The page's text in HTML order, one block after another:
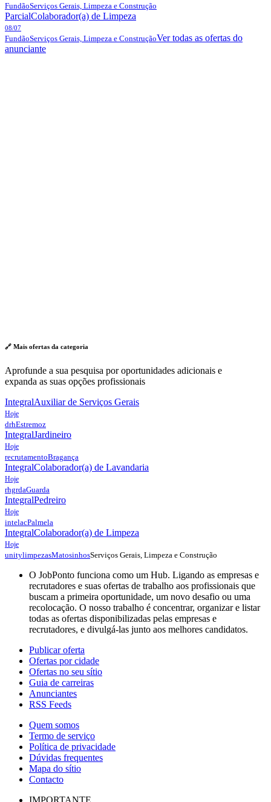
FundãoServiços Gerais, Limpeza e Construção
ParcialColaborador(a) de Limpeza
08/07
FundãoServiços Gerais, Limpeza e ConstruçãoVer todas as ofertas do
anunciante
🔗 Mais ofertas da categoria
Aprofunde a sua pesquisa por oportunidades adicionais e
expanda as suas opções profissionais
IntegralAuxiliar de Serviços Gerais
Hoje
drhEstremoz
IntegralJardineiro
Hoje
recrutamentoBragança
IntegralColaborador(a) de Lavandaria
Hoje
rhgrdaGuarda
IntegralPedreiro
Hoje
intelacPalmela
IntegralColaborador(a) de Limpeza
Hoje
unitylimpezasMatosinhosServiços Gerais, Limpeza e Construção
O JobPonto funciona como um Hub. Ligando as empresas e
recrutadores e suas ofertas de trabalho aos profissionais que
buscam a primeira oportunidade, um novo desafio ou uma
recolocação. O nosso trabalho é concentrar, organizar e listar
todas as ofertas disponibilizadas pelas empresas e
recrutadores, e divulgá-las junto aos melhores candidatos.
Publicar oferta
Ofertas por cidade
Ofertas no seu sítio
Guia de carreiras
Anunciantes
RSS Feeds
Quem somos
Termo de serviço
Política de privacidade
Dúvidas frequentes
Mapa do sítio
Contacto
IMPORTANTE